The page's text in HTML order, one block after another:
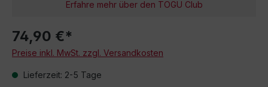
Erfahre mehr über den TOGU Club
74,90 €*
Preise inkl. MwSt. zzgl. Versandkosten
Lieferzeit: 2-5 Tage